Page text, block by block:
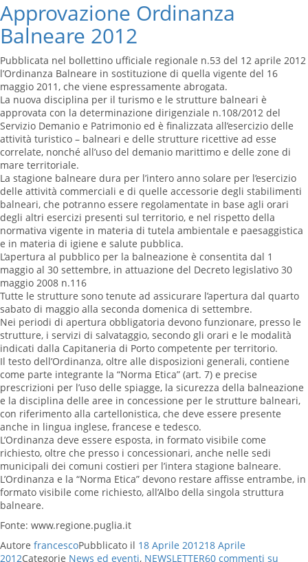
Approvazione Ordinanza
Balneare 2012
Pubblicata nel bollettino ufficiale regionale n.53 del 12 aprile 2012
l’Ordinanza Balneare in sostituzione di quella vigente del 16
maggio 2011, che viene espressamente abrogata.
La nuova disciplina per il turismo e le strutture balneari è
approvata con la determinazione dirigenziale n.108/2012 del
Servizio Demanio e Patrimonio ed è finalizzata all’esercizio delle
attività turistico – balneari e delle strutture ricettive ad esse
correlate, nonché all’uso del demanio marittimo e delle zone di
mare territoriale.
La stagione balneare dura per l’intero anno solare per l’esercizio
delle attività commerciali e di quelle accessorie degli stabilimenti
balneari, che potranno essere regolamentate in base agli orari
degli altri esercizi presenti sul territorio, e nel rispetto della
normativa vigente in materia di tutela ambientale e paesaggistica
e in materia di igiene e salute pubblica.
L’apertura al pubblico per la balneazione è consentita dal 1
maggio al 30 settembre, in attuazione del Decreto legislativo 30
maggio 2008 n.116
Tutte le strutture sono tenute ad assicurare l’apertura dal quarto
sabato di maggio alla seconda domenica di settembre.
Nei periodi di apertura obbligatoria devono funzionare, presso le
strutture, i servizi di salvataggio, secondo gli orari e le modalità
indicati dalla Capitaneria di Porto competente per territorio.
Il testo dell’Ordinanza, oltre alle disposizioni generali, contiene
come parte integrante la “Norma Etica” (art. 7) e precise
prescrizioni per l’uso delle spiagge, la sicurezza della balneazione
e la disciplina delle aree in concessione per le strutture balneari,
con riferimento alla cartellonistica, che deve essere presente
anche in lingua inglese, francese e tedesco.
L’Ordinanza deve essere esposta, in formato visibile come
richiesto, oltre che presso i concessionari, anche nelle sedi
municipali dei comuni costieri per l’intera stagione balneare.
L’Ordinanza e la “Norma Etica” devono restare affisse entrambe, in
formato visibile come richiesto, all’Albo della singola struttura
balneare.
Fonte: www.regione.puglia.it
Autore francescoPubblicato il 18 Aprile 201218 Aprile
2012Categorie News ed eventi, NEWSLETTER60 commenti su